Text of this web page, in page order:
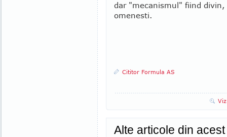
dar "mecanismul" fiind
omenesti.
Cititor Formula AS
Alte articole din